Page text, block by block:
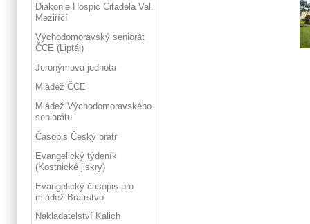
Diakonie Hospic Citadela Val.
Meziříčí
Východomoravský seniorát
ČCE (Liptál)
Jeronýmova jednota
Mládež ČCE
Mládež Východomoravského
seniorátu
Časopis Český bratr
Evangelický týdeník
(Kostnické jiskry)
Evangelický časopis pro
mládež Bratrstvo
Nakladatelství Kalich